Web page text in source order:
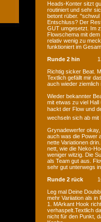
Heads-Konter sitzt
routiniert und sehr
betont rüber.
Entschluss? Der
GUT umgesetzt. Im
Flowschema mit
relativ wenig zu
funktioniert im
Runde 2 hin
Richtig sicker Beat.
Textlich gefällt mir
auch wieder ziemlich
Wieder bekannter
mit etwas zu viel
hackt der Flow und
wechseln sich ab
Grynadewerfer
auch was die Power
nette Variationen
nett, wie die Neko-
weniger witzig. Die
als Team gut aus.
sehr gut unterwegs
Runde 2 rück
Leg mal Deine
mehr Variiation als in
1. MArkant Hook
verhaspelt.Textlich
nicht für den Punkt,